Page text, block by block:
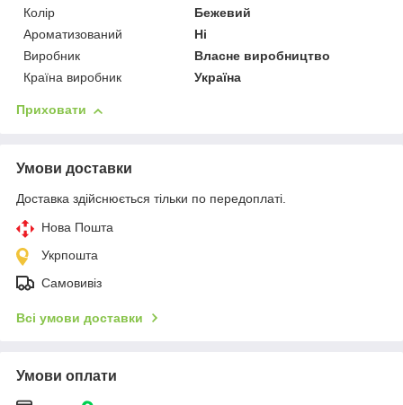
Колір
Бежевий
Ароматизований
Ні
Виробник
Власне виробництво
Країна виробник
Україна
Приховати
Умови доставки
Доставка здійснюється тільки по передоплаті.
Нова Пошта
Укрпошта
Самовивіз
Всі умови доставки
Умови оплати